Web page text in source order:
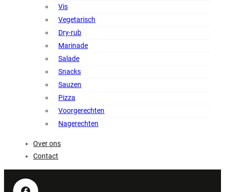
Vis
Vegetarisch
Dry-rub
Marinade
Salade
Snacks
Sauzen
Pizza
Voorgerechten
Nagerechten
Over ons
Contact